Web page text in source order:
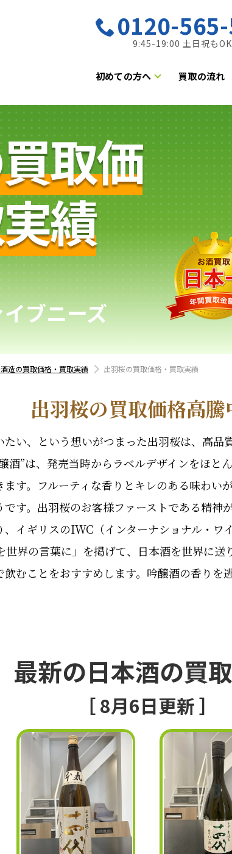
0120-
9:45-19:00 土日祝もOK
初めての方へ 買取の流れ
取価
績
ブニーズ
造の買取価格・買取実績 出羽桜の買取価格・買取実績
出羽桜の買取価格高騰
い、という想いがつまった出羽桜は、高品
酒”は、発売当時からラベルデザインをほと
す。フルーティな香りとキレのある味わい
す。出羽桜のお客様ファーストである精神
イギリスのIWC（インターナショナル・ワ
界の言葉に」を掲げて、日本酒を世界に送
むことをおすすめします。吟醸酒の香りを
最新の日本酒の買
［ 8月6日更新 ］